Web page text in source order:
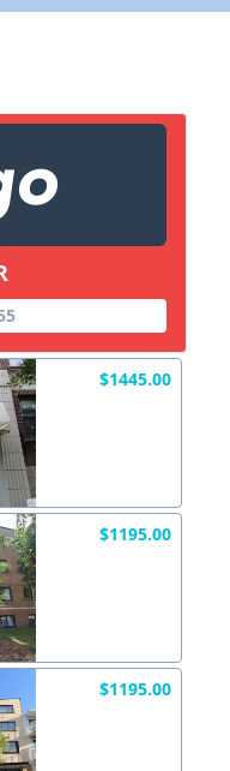
$1445.00
$1195.00
$1195.00
dans courriel)
X Fermer